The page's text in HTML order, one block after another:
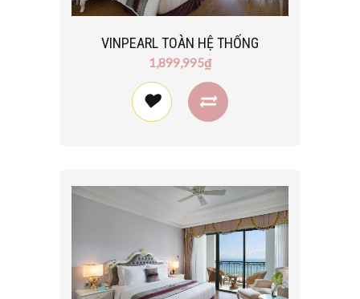
VINPEARL TOÀN HỆ THỐNG
1,899,995₫